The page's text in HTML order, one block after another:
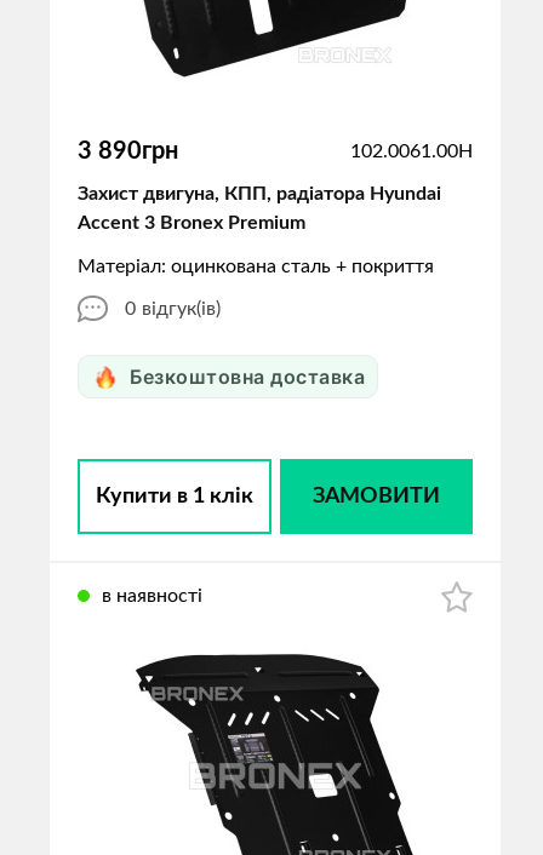
3 890грн 102.0061.00H
Захист двигуна, КПП, радіатора Hyundai
Accent 3 Bronex Premium
Матеріал: оцинкована сталь + покриття
0 відгук(ів)
Безкоштовна доставка
Купити в 1 клік ЗАМОВИТИ
в наявності